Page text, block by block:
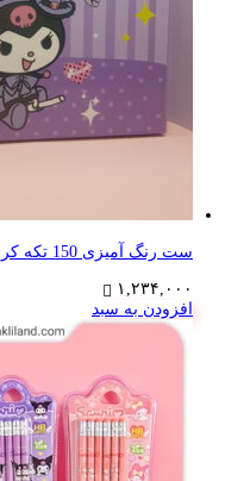
ست رنگ آمیزی 150 تکه کرومی و دوستان
۱,۲۳۴,۰۰۰
افزودن به سبد